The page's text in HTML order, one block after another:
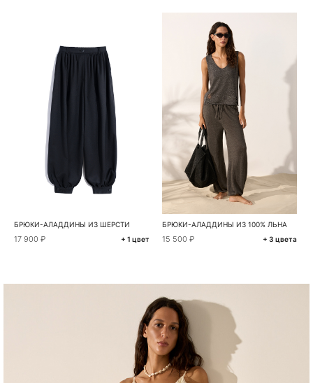
БРЮКИ-АЛАДДИНЫ ИЗ ШЕРСТИ
17 900 ₽ + 1 цвет
БРЮКИ-АЛАДДИНЫ ИЗ 100% ЛЬНА
15 500 ₽ + 3 цвета